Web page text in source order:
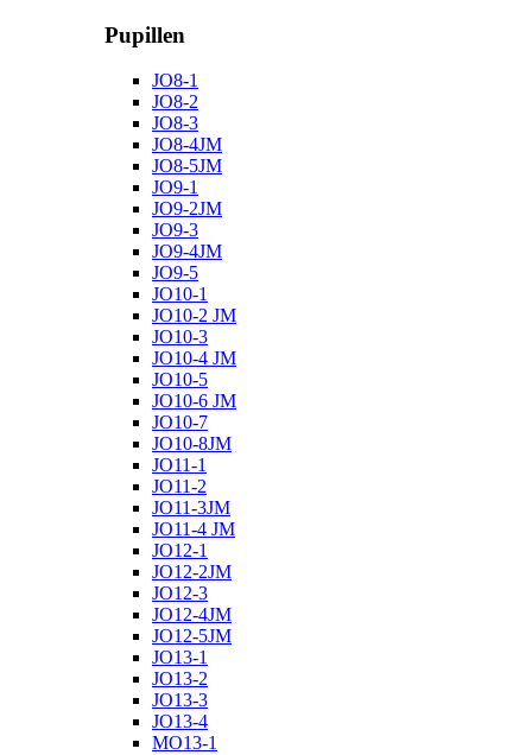
Pupillen
JO8-1
JO8-2
JO8-3
JO8-4JM
JO8-5JM
JO9-1
JO9-2JM
JO9-3
JO9-4JM
JO9-5
JO10-1
JO10-2 JM
JO10-3
JO10-4 JM
JO10-5
JO10-6 JM
JO10-7
JO10-8JM
JO11-1
JO11-2
JO11-3JM
JO11-4 JM
JO12-1
JO12-2JM
JO12-3
JO12-4JM
JO12-5JM
JO13-1
JO13-2
JO13-3
JO13-4
MO13-1